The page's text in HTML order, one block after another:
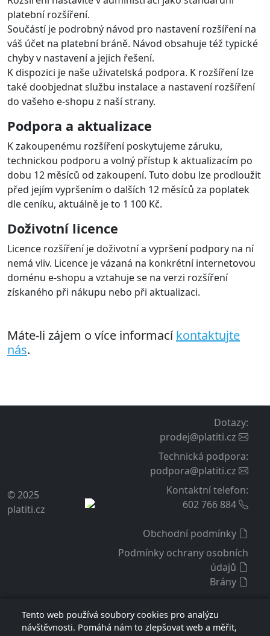
Čísla objednávek na výpisu z účtu
brány
Rozšíření odesílá na bránu číslo objednávky e-shopu,
které je pak dostupné na výpisu brány. U každé platby
je uvedeno i číslo objednávky, což je užitečné při
zpracování účetnictví
Rozšíření podporuje nastavení multistore, kdy je pro
každý e-shop/doménu možné nakonfigurovat rozšíření
na jiný účet na platební bráně . Licenci je třeba zakoupit
pro každou doménu.
Nasazení a provoz
Snadná instalace
Rozšíření nastavíte v administraci jako standardní
platební rozšíření.
Součástí je podrobný návod pro nastavení rozšíření na
chyby v nastavení a jejich řešení.
K dispozici je naše uživatelská podpora. K rozšíření lze
také doobjednat službu instalace a nastavení rozšíření
K zakoupenému rozšíření poskytujeme záruku,
technickou podporu a volný přístup k aktualizacím po
před jejím vypršením o dalších 12 měsíců za poplatek
dle ceníku, aktuálně je to 1 100 Kč.
Doživotní licence
nemá vliv. Licence je vázaná na konkrétní internetovou
doménu e-shopu a vztahuje se na verzi rozšíření
Máte-li zájem o více informací
kontaktujte
nás.
Tento web používá soubory cookies pro analýzu
návštěvnosti. Pomáhá nám to zlepšovat web a měřit,